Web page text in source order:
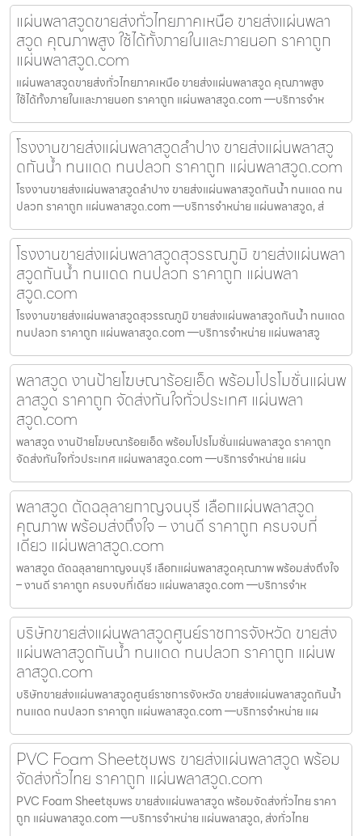
แผ่นพลาสวูดขายส่งทั่วไทยภาคเหนือ ขายส่งแผ่นพลา
สวูด คุณภาพสูง ใช้ได้ทั้งภายในและภายนอก ราคาถูก
แผ่นพลาสวูด.com
แผ่นพลาสวูดขายส่งทั่วไทยภาคเหนือ ขายส่งแผ่นพลาสวูด คุณภาพสูง
ใช้ได้ทั้งภายในและภายนอก ราคาถูก แผ่นพลาสวูด.com —บริการจำห
โรงงานขายส่งแผ่นพลาสวูดลำปาง ขายส่งแผ่นพลาสวู
ดกันน้ำ ทนแดด ทนปลวก ราคาถูก แผ่นพลาสวูด.com
โรงงานขายส่งแผ่นพลาสวูดลำปาง ขายส่งแผ่นพลาสวูดกันน้ำ ทนแดด ทน
ปลวก ราคาถูก แผ่นพลาสวูด.com —บริการจำหน่าย แผ่นพลาสวูด, ส่
โรงงานขายส่งแผ่นพลาสวูดสุวรรณภูมิ ขายส่งแผ่นพลา
สวูดกันน้ำ ทนแดด ทนปลวก ราคาถูก แผ่นพลา
สวูด.com
โรงงานขายส่งแผ่นพลาสวูดสุวรรณภูมิ ขายส่งแผ่นพลาสวูดกันน้ำ ทนแดด
ทนปลวก ราคาถูก แผ่นพลาสวูด.com —บริการจำหน่าย แผ่นพลาสวู
พลาสวูด งานป้ายโฆษณาร้อยเอ็ด พร้อมโปรโมชั่นแผ่นพ
ลาสวูด ราคาถูก จัดส่งทันใจทั่วประเทศ แผ่นพลา
สวูด.com
พลาสวูด งานป้ายโฆษณาร้อยเอ็ด พร้อมโปรโมชั่นแผ่นพลาสวูด ราคาถูก
จัดส่งทันใจทั่วประเทศ แผ่นพลาสวูด.com —บริการจำหน่าย แผ่น
พลาสวูด ตัดฉลุลายกาญจนบุรี เลือกแผ่นพลาสวูด
คุณภาพ พร้อมส่งถึงใจ – งานดี ราคาถูก ครบจบที่
เดียว แผ่นพลาสวูด.com
พลาสวูด ตัดฉลุลายกาญจนบุรี เลือกแผ่นพลาสวูดคุณภาพ พร้อมส่งถึงใจ
– งานดี ราคาถูก ครบจบที่เดียว แผ่นพลาสวูด.com —บริการจำห
บริษัทขายส่งแผ่นพลาสวูดศูนย์ราชการจังหวัด ขายส่ง
แผ่นพลาสวูดกันน้ำ ทนแดด ทนปลวก ราคาถูก แผ่นพ
ลาสวูด.com
บริษัทขายส่งแผ่นพลาสวูดศูนย์ราชการจังหวัด ขายส่งแผ่นพลาสวูดกันน้ำ
ทนแดด ทนปลวก ราคาถูก แผ่นพลาสวูด.com —บริการจำหน่าย แผ
PVC Foam Sheetชุมพร ขายส่งแผ่นพลาสวูด พร้อม
จัดส่งทั่วไทย ราคาถูก แผ่นพลาสวูด.com
PVC Foam Sheetชุมพร ขายส่งแผ่นพลาสวูด พร้อมจัดส่งทั่วไทย ราคา
ถูก แผ่นพลาสวูด.com —บริการจำหน่าย แผ่นพลาสวูด, ส่งทั่วไทย